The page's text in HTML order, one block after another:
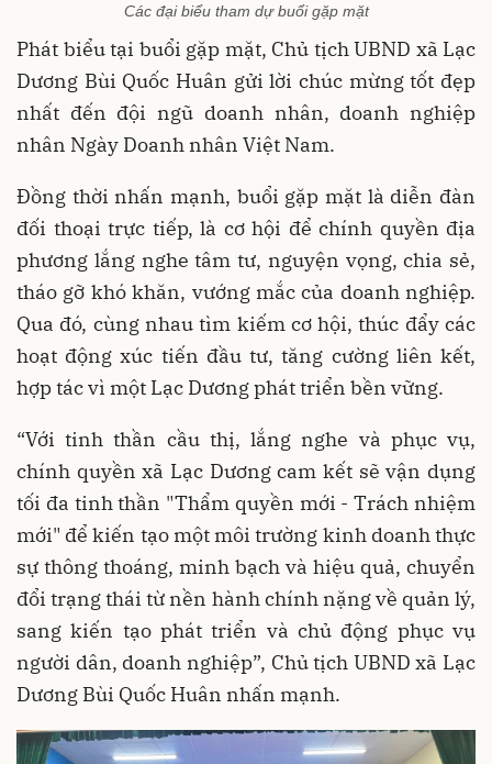
Các đại biểu tham dự buổi gặp mặt
Phát biểu tại buổi gặp mặt, Chủ tịch UBND xã Lạc
Dương Bùi Quốc Huân gửi lời chúc mừng tốt đẹp
nhất đến đội ngũ doanh nhân, doanh nghiệp
nhân Ngày Doanh nhân Việt Nam.
Đồng thời nhấn mạnh, buổi gặp mặt là diễn đàn
đối thoại trực tiếp, là cơ hội để chính quyền địa
phương lắng nghe tâm tư, nguyện vọng, chia sẻ,
tháo gỡ khó khăn, vướng mắc của doanh nghiệp.
Qua đó, cùng nhau tìm kiếm cơ hội, thúc đẩy các
hoạt động xúc tiến đầu tư, tăng cường liên kết,
hợp tác vì một Lạc Dương phát triển bền vững.
“Với tinh thần cầu thị, lắng nghe và phục vụ,
chính quyền xã Lạc Dương cam kết sẽ vận dụng
tối đa tinh thần "Thẩm quyền mới - Trách nhiệm
mới" để kiến tạo một môi trường kinh doanh thực
sự thông thoáng, minh bạch và hiệu quả, chuyển
đổi trạng thái từ nền hành chính nặng về quản lý,
sang kiến tạo phát triển và chủ động phục vụ
người dân, doanh nghiệp”, Chủ tịch UBND xã Lạc
Dương Bùi Quốc Huân nhấn mạnh.